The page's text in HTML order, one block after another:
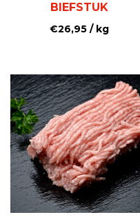
BIEFSTUK
€26,95 / kg